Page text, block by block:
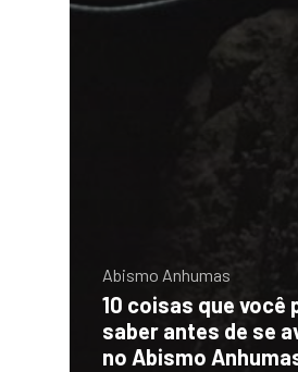
Abismo Anhumas
10 coisas que você
saber antes de se
no Abismo